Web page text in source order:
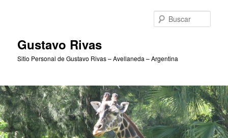
Gustavo Rivas
Sitio Personal de Gustavo Rivas – Avellaneda – Argentina